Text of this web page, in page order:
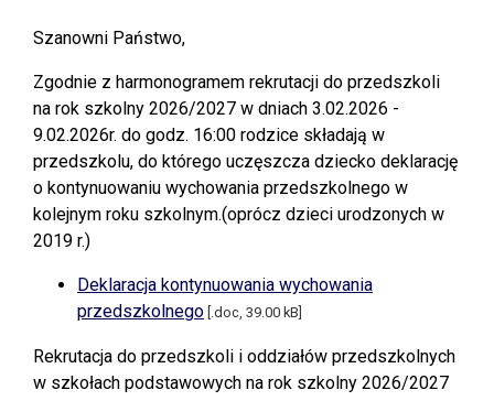
Szanowni Państwo,
Zgodnie z harmonogramem rekrutacji do przedszkoli
na rok szkolny 2026/2027 w dniach 3.02.2026 -
9.02.2026r. do godz. 16:00 rodzice składają w
przedszkolu, do którego uczęszcza dziecko deklarację
o kontynuowaniu wychowania przedszkolnego w
kolejnym roku szkolnym.(oprócz dzieci urodzonych w
2019 r.)
Deklaracja kontynuowania wychowania
przedszkolnego [.doc, 39.00 kB]
Rekrutacja do przedszkoli i oddziałów przedszkolnych
w szkołach podstawowych na rok szkolny 2026/2027